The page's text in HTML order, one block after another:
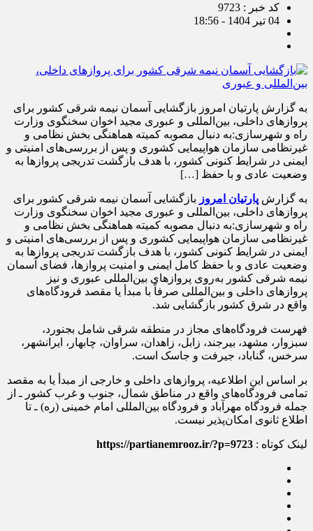
کد خبر : 9723
04 تیر 1404 - 18:56
به گزارش پارتیان امروز بازگشایی آسمان نیمه شرقی کشور برای
پروازهای داخلی، بین‌المللی و عبوری مجید اخوان سخنگوی وزارت
راه و شهرسازی:به دنبال مصوبه کمیته هماهنگی بخش نظامی و
غیرنظامی سازمان هواپیمایی کشوری و پس از بررسی‌های امنیتی و
ایمنی در شرایط کنونی کشور، با هدف بازگشت تدریجی پروازها به
وضعیت عادی و با حفظ […]
به گزارش پارتیان امروز بازگشایی آسمان نیمه شرقی کشور برای
پروازهای داخلی، بین‌المللی و عبوری مجید اخوان سخنگوی وزارت
راه و شهرسازی:به دنبال مصوبه کمیته هماهنگی بخش نظامی و
غیرنظامی سازمان هواپیمایی کشوری و پس از بررسی‌های امنیتی و
ایمنی در شرایط کنونی کشور، با هدف بازگشت تدریجی پروازها به
وضعیت عادی و با حفظ کامل ایمنی و امنیت پروازها، فضای آسمان
نیمه شرقی کشور به‌روی پروازهای بین‌المللی عبوری و نیز
پروازهای داخلی و بین‌المللی صرفاً با مبدأ یا مقصد فرودگاه‌های
واقع در شرق کشور بازگشایی شد.
فهرست فرودگاه‌های مجاز در منطقه شرقی شامل بجنورد،
سبزوار، مشهد، بیرجند، زابل، زاهدان، سراوان، چابهار، ایرانشهر،
سرخس، گناباد، جیرفت و جاسک است.
بر اساس این اطلاعیه، پروازهای داخلی و خارجی از مبدأ یا به مقصد
تمامی فرودگاه‌های واقع در مناطق شمال، جنوب و غرب کشور ـ از
جمله فرودگاه مهرآباد و فرودگاه بین‌المللی امام خمینی (ره) ـ تا
اطلاع ثانوی امکان‌پذیر نیست.
لینک کوتاه : https://partianemrooz.ir/?p=9723